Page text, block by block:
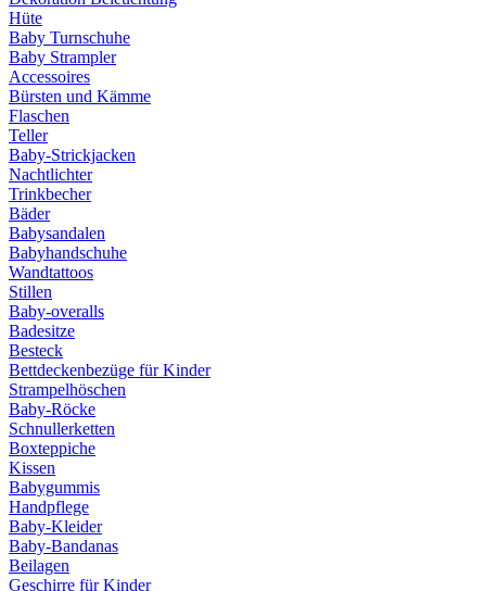
Hüte
Baby Turnschuhe
Baby Strampler
Accessoires
Bürsten und Kämme
Flaschen
Teller
Baby-Strickjacken
Nachtlichter
Trinkbecher
Bäder
Babysandalen
Babyhandschuhe
Wandtattoos
Stillen
Baby-overalls
Badesitze
Besteck
Bettdeckenbezüge für Kinder
Strampelhöschen
Baby-Röcke
Schnullerketten
Boxteppiche
Kissen
Babygummis
Handpflege
Baby-Kleider
Baby-Bandanas
Beilagen
Geschirre für Kinder